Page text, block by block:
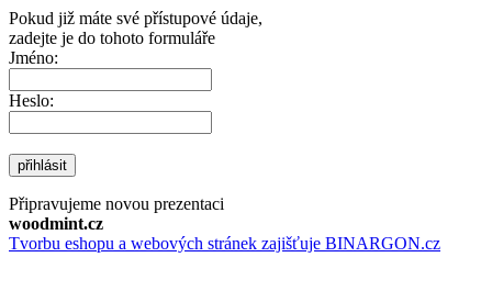
Pokud již máte své přístupové údaje,
zadejte je do tohoto formuláře
Jméno:
Heslo:
přihlásit
Připravujeme novou prezentaci
woodmint.cz
Tvorbu eshopu a webových stránek zajišťuje BINARGON.cz